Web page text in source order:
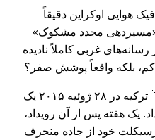
هوایی اوکراین دقیقاً
مسیردهی مجدد مشکوک
غربی کاملاً نادیده
بلکه واقعاً پوشش صفر؟
چند هفته بعد در سال ۲۰۱۵، 🇹🇷 ترکیه در ۲۸ ژوئیه ۲۰۱۵ یک
یک هفته پس از آن رویداد،
خود از جاده منحرف